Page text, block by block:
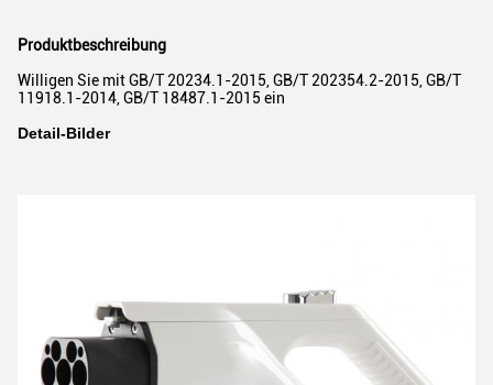
Produktbeschreibung
Willigen Sie mit GB/T 20234.1-2015, GB/T 202354.2-2015, GB/T
11918.1-2014, GB/T 18487.1-2015 ein
Detail-Bilder